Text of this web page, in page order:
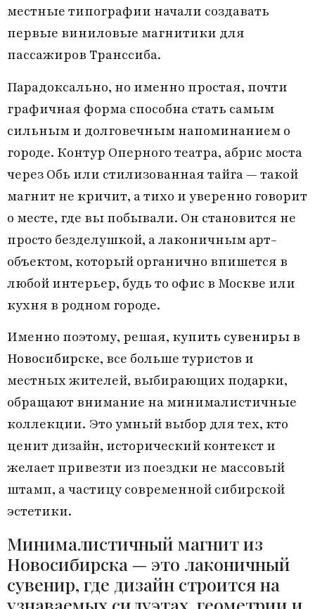
местные типографии начали создавать
первые виниловые магнитики для
пассажиров Транссиба.
Парадоксально, но именно простая, почти
графичная форма способна стать самым
сильным и долговечным напоминанием о
городе. Контур Оперного театра, абрис моста
через Обь или стилизованная тайга — такой
магнит не кричит, а тихо и уверенно говорит
о месте, где вы побывали. Он становится не
просто безделушкой, а лаконичным арт-
объектом, который органично впишется в
любой интерьер, будь то офис в Москве или
кухня в родном городе.
Именно поэтому, решая, купить сувениры в
Новосибирске, все больше туристов и
местных жителей, выбирающих подарки,
обращают внимание на минималистичные
коллекции. Это умный выбор для тех, кто
ценит дизайн, исторический контекст и
желает привезти из поездки не массовый
штамп, а частицу современной сибирской
эстетики.
Минималистичный магнит из
Новосибирска — это лаконичный
сувенир, где дизайн строится на
узнаваемых силуэтах, геометрии и